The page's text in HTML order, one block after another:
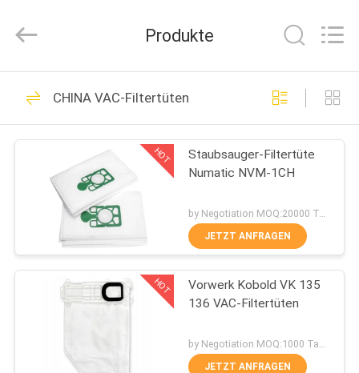
HAUS
PRODUKTE
ÜBER
FABRIK-
AUSFLUG
QUALITÄTSKONTROLLE
Rights
by
VAC-Filtertüten
101
Staubsauger-
88
Produkte
CHINA VAC-Filtertüten
HOT
Staubsauger-Filtertüte
Numatic NVM-1CH
by Negotiation MOQ:20000 Tasche/Taschen
JETZT ANFRAGEN
HOT
Vorwerk Kobold VK 135
136 VAC-Filtertüten
JETZT ANFRAGEN